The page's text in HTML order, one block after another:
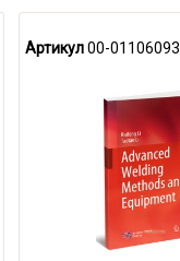
Артикул00-01106093